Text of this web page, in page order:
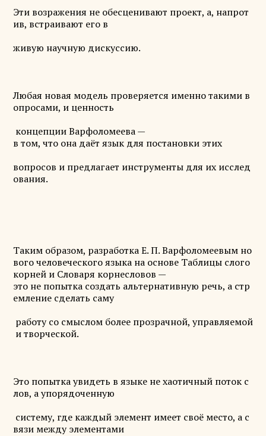
Эти возражения не обесценивают проект, а, напрот
ив, встраивают его в
живую научную дискуссию.
Любая новая модель проверяется именно такими в
опросами, и ценность
концепции Варфоломеева —
в том, что она даёт язык для постановки этих
вопросов и предлагает инструменты для их исслед
ования.
Таким образом, разработка Е. П. Варфоломеевым но
вого человеческого языка на основе Таблицы слого
корней и Словаря корнесловов —
это не попытка создать альтернативную речь, а стр
емление сделать саму
работу со смыслом более прозрачной, управляемой
и творческой.
Это попытка увидеть в языке не хаотичный поток с
лов, а упорядоченную
систему, где каждый элемент имеет своё место, а с
вязи между элементами